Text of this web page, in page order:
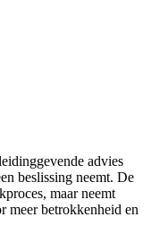
advies
beslissing neemt. De
maar neemt
meer betrokkenheid en